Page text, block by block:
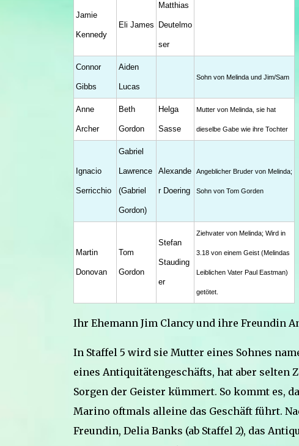
Jamie
Kennedy
Eli James
Matthias
Deutelmo
ser
Connor
Gibbs
Aiden
Lucas
Sohn von Melinda und Jim/Sam
Anne
Archer
Beth
Gordon
Helga
Sasse
Mutter von Melinda, sie hat
dieselbe Gabe wie ihre Tochter
Ignacio
Serricchio
Gabriel
Lawrence
(Gabriel
Gordon)
Alexande
r Doering
Angeblicher Bruder von Melinda;
Sohn von Tom Gorden
Martin
Donovan
Tom
Gordon
Stefan
Stauding
er
Ziehvater von Melinda; Wird in
3.18 von einem Geist (Melindas
Leiblichen Vater Paul Eastman)
getötet.
Ihr Ehemann Jim Clancy und ihre Freundin
In Staffel 5 wird sie Mutter eines Sohnes
eines Antiquitätengeschäfts, hat aber selten
Sorgen der Geister kümmert. So kommt es,
Marino oftmals alleine das Geschäft führt.
Freundin, Delia Banks (ab Staffel 2), das